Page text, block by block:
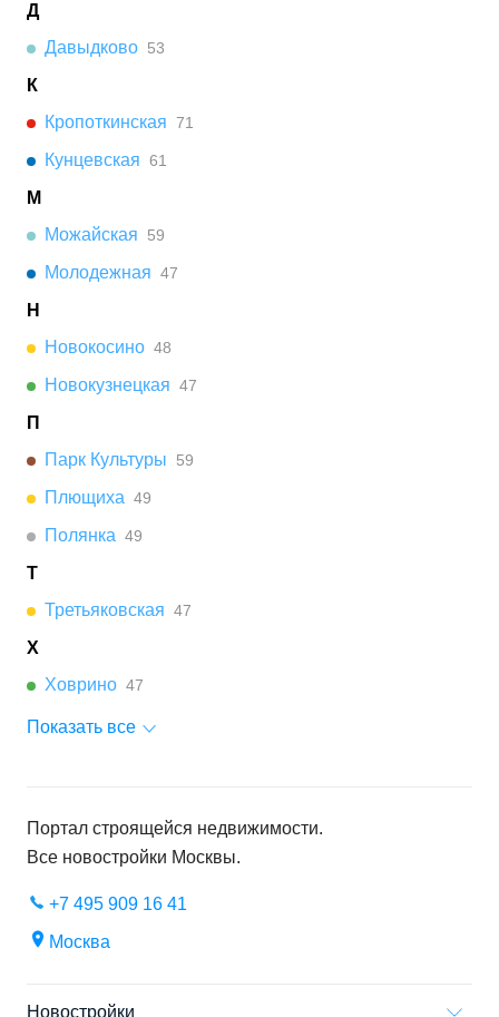
Д
Давыдково 53
К
Кропоткинская 71
Кунцевская 61
М
Можайская
59
Молодежная 47
Н
Новокосино 48
Новокузнецкая 47
П
Парк Культуры
59
Плющиха 49
Полянка 49
Т
Третьяковская 47
Х
Ховрино 47
Показать все
Портал строящейся недвижимости.
Все новостройки Москвы.
+7 495 909 16 41
Москва
Новостройки